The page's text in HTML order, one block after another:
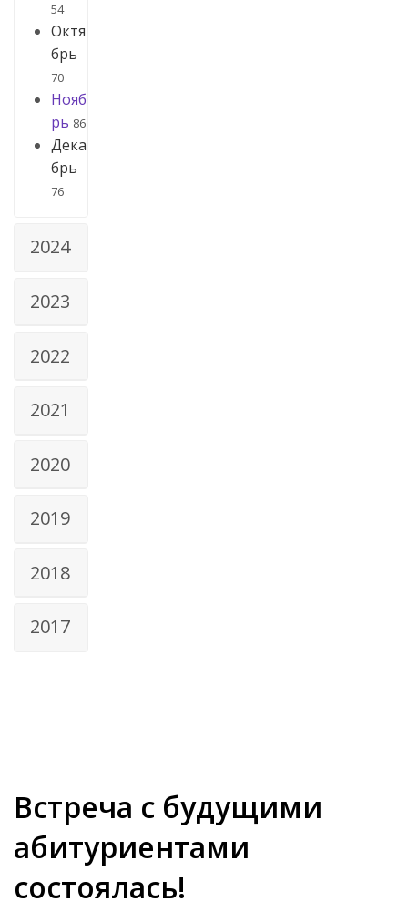
54
Октя
брь
70
Нояб
рь 86
Дека
брь
76
2024
2023
2022
2021
2020
2019
2018
2017
Встреча с будущими
абитуриентами
состоялась!